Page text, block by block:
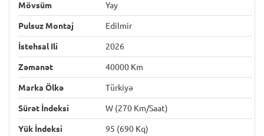
Mövsüm Yay
Pulsuz Montaj Edilmir
İstehsal Ili 2026
Zəmanət 40000 Km
Marka Ölkə Türkiyə
Sürət İndeksi W (270 Km/saat)
Yük İndeksi 95 (690 Kq)